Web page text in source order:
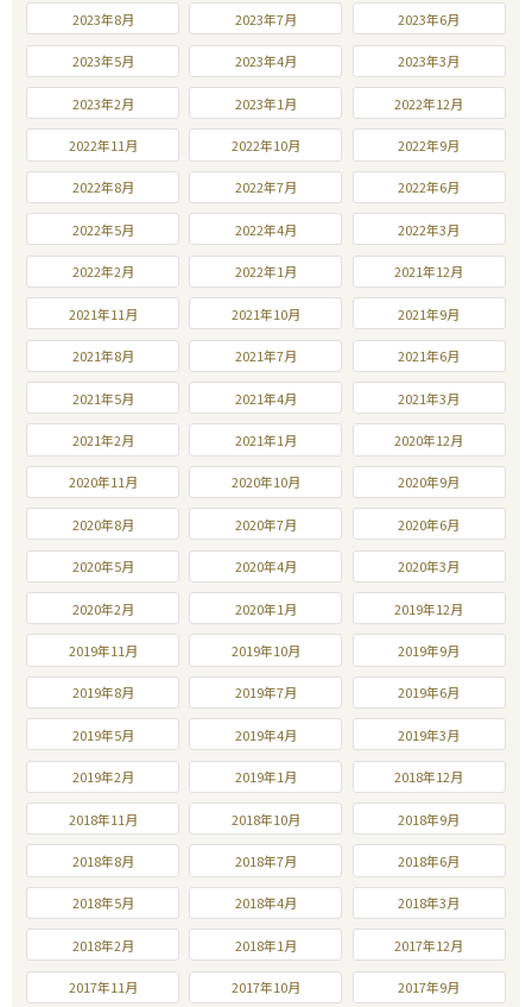
2023年8月 2023年7月 2023年6月
2023年5月 2023年4月 2023年3月
2023年2月 2023年1月 2022年12月
2022年11月 2022年10月 2022年9月
2022年8月 2022年7月 2022年6月
2022年5月 2022年4月 2022年3月
2022年2月 2022年1月 2021年12月
2021年11月 2021年10月 2021年9月
2021年8月 2021年7月 2021年6月
2021年5月 2021年4月 2021年3月
2021年2月 2021年1月 2020年12月
2020年11月 2020年10月 2020年9月
2020年8月 2020年7月 2020年6月
2020年5月 2020年4月 2020年3月
2020年2月 2020年1月 2019年12月
2019年11月 2019年10月 2019年9月
2019年8月 2019年7月 2019年6月
2019年5月 2019年4月 2019年3月
2019年2月 2019年1月 2018年12月
2018年11月 2018年10月 2018年9月
2018年8月 2018年7月 2018年6月
2018年5月 2018年4月 2018年3月
2018年2月 2018年1月 2017年12月
2017年11月 2017年10月 2017年9月